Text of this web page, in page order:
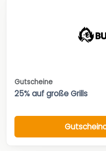
Gutscheine
25% auf große Grills